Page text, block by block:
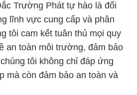
Trường Phát tự hào là đối
lĩnh vực cung cấp và phân
tôi cam kết tuân thủ mọi quy
an toàn môi trường, đảm bảo
tôi không chỉ đáp ứng
mà còn đảm bảo an toàn và